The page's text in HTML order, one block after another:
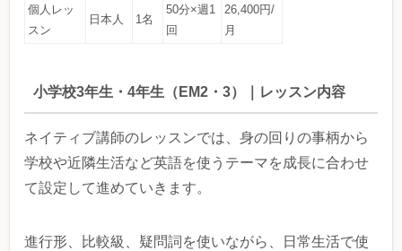
個人レッ
スン
日本人 1名
50分×週1
回
26,400円/
月
小学校3年生・4年生（EM2・3）｜レッスン内容
ネイティブ講師のレッスンでは、身の回りの事柄から
学校や近隣生活など英語を使うテーマを成長に合わせ
て設定して進めていきます。
進行形、比較級、疑問詞を使いながら、日常生活で使